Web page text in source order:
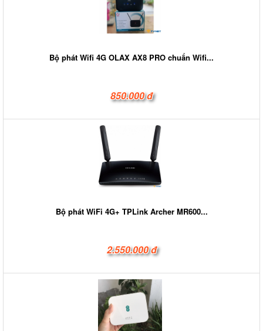
Bộ phát Wifi 4G OLAX AX8 PRO chuẩn Wifi...
850.000 đ
Bộ phát WiFi 4G+ TPLink Archer MR600...
2.550.000 đ